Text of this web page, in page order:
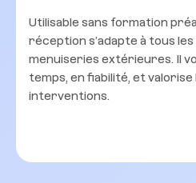
Utilisable sans formation
réception s’adapte à tous
menuiseries extérieures. Il
temps, en fiabilité, et valorise
interventions.